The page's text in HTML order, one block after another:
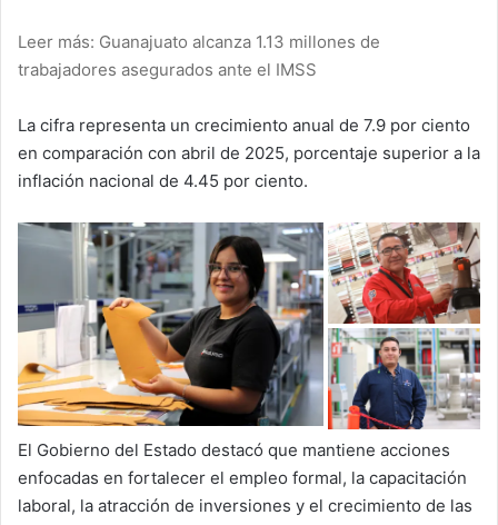
Leer más: Guanajuato alcanza 1.13 millones de
trabajadores asegurados ante el IMSS
La cifra representa un crecimiento anual de 7.9 por ciento
en comparación con abril de 2025, porcentaje superior a la
inflación nacional de 4.45 por ciento.
El Gobierno del Estado destacó que mantiene acciones
enfocadas en fortalecer el empleo formal, la capacitación
laboral, la atracción de inversiones y el crecimiento de las